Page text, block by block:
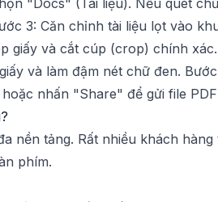
"Docs" (Tài liệu). Nếu quét
3: Căn chỉnh tài liệu lọt vào
giấy và cắt cúp (crop) chính
và làm đậm nét chữ đen.
nhấn "Share" để gửi file PDF
nền tảng. Rất nhiều khách hàng
phím.